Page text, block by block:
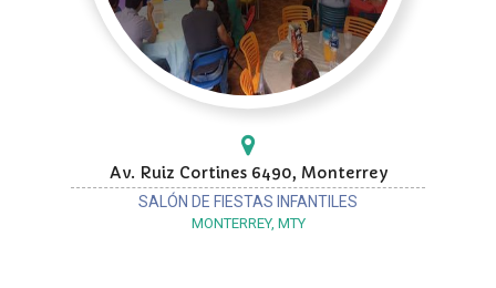
Av. Ruiz Cortines 6490, Monterrey
SALÓN DE FIESTAS INFANTILES
MONTERREY, MTY